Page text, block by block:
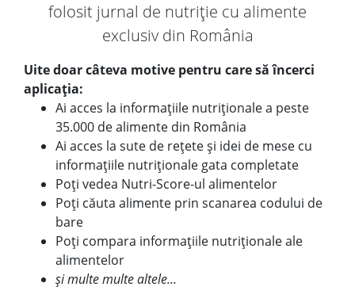
folosit jurnal de nutriție cu alimente
exclusiv din România
Uite doar câteva motive pentru care să încerci
aplicația:
Ai acces la informațiile nutriționale a peste
35.000 de alimente din România
Ai acces la sute de rețete și idei de mese cu
informațiile nutriționale gata completate
Poți vedea Nutri-Score-ul alimentelor
Poți căuta alimente prin scanarea codului de
bare
Poți compara informațiile nutriționale ale
alimentelor
și multe multe altele...